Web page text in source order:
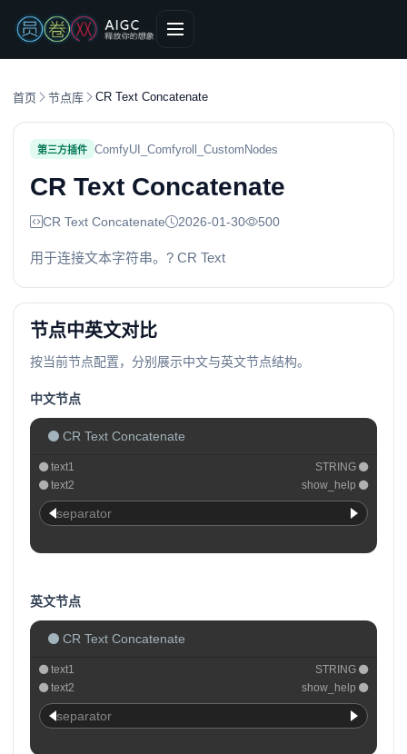
首页 节点库 CR Text Concatenate
第三方插件 ComfyUI_Comfyroll_CustomNodes
CR Text Concatenate
CR Text Concatenate 2026-01-30 500
用于连接文本字符串。? CR Text
节点中英文对比
按当前节点配置，分别展示中文与英文节点结构。
中文节点
CR Text Concatenate
text1
text2
STRING
show_help
separator
英文节点
CR Text Concatenate
text1
text2
STRING
show_help
separator